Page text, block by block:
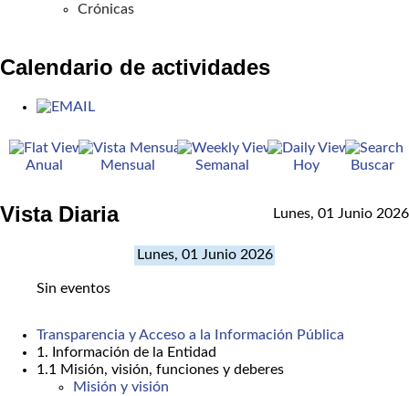
Crónicas
Calendario de actividades
Anual Mensual Semanal Hoy Buscar
Vista Diaria Lunes, 01 Junio 2026
Lunes, 01 Junio 2026
Sin eventos
Transparencia y Acceso a la Información Pública
1. Información de la Entidad
1.1 Misión, visión, funciones y deberes
Misión y visión